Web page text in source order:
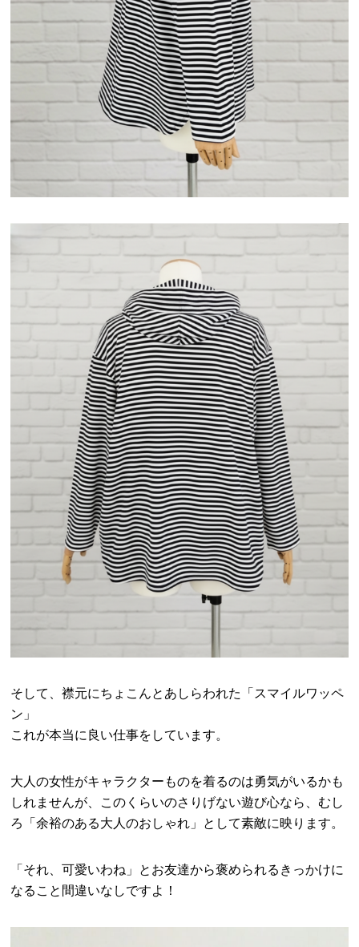
そして、襟元にちょこんとあしらわれた「スマイルワッペ
ン」
これが本当に良い仕事をしています。
大人の女性がキャラクターものを着るのは勇気がいるかも
しれませんが、このくらいのさりげない遊び心なら、むし
ろ「余裕のある大人のおしゃれ」として素敵に映ります。
「それ、可愛いわね」とお友達から褒められるきっかけに
なること間違いなしですよ！